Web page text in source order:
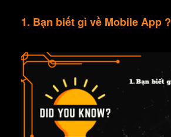
1. Bạn biết gì về Mobile App ?